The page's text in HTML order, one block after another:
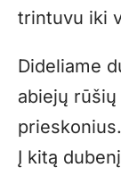
trintuvu iki
Dideliame
abiejų
prieskonius.
Į kitą